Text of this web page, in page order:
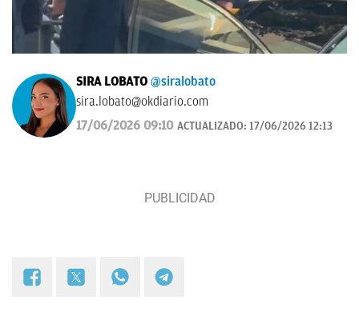
SIRA LOBATO @siralobato
sira.lobato@okdiario.com
17/06/2026 09:10 ACTUALIZADO: 17/06/2026 12:13